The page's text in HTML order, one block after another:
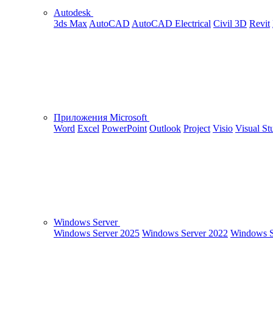
Autodesk
3ds Max AutoCAD AutoCAD Electrical Civil 3D Revit
Приложения Microsoft
Word Excel PowerPoint Outlook Project Visio Visual
Windows Server
Windows Server 2025 Windows Server 2022 Windows